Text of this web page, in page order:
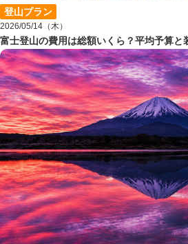
登山プラン
2026/05/14（木）
富士登山の費用は総額いくら？平均予算と